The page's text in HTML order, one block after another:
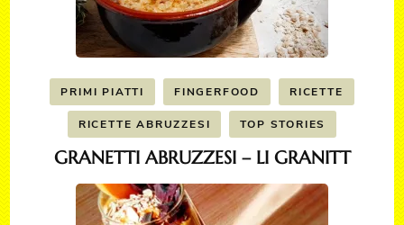
PRIMI PIATTI FINGERFOOD RICETTE
RICETTE ABRUZZESI TOP STORIES
GRANETTI ABRUZZESI – LI GRANITT